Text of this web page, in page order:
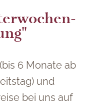
6 Monate ab
und
bei uns auf